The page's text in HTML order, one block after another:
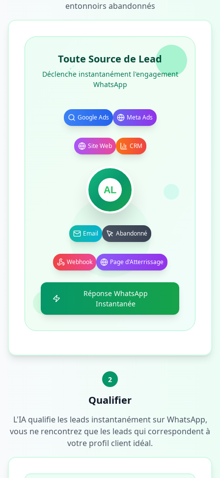
entonnoirs abandonnés
Toute Source de Lead
Déclenche instantanément l'engagement
WhatsApp
Google Ads Meta Ads
Site Web CRM
AL
Email Abandonné
Webhook Page d'Atterrissage
Réponse WhatsApp
Instantanée
2
Qualifier
L'IA qualifie les leads instantanément sur WhatsApp,
vous ne rencontrez que les leads qui correspondent à
votre profil client idéal.